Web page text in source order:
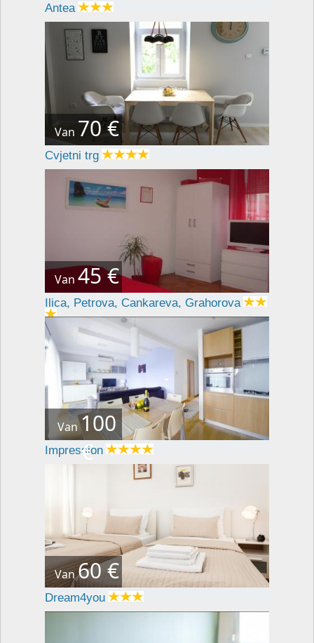
Antea
Van 70 €
Cvjetni trg
Van 45 €
Ilica, Petrova, Cankareva, Grahorova
Van100
€
Impression
Van60 €
Dream4you